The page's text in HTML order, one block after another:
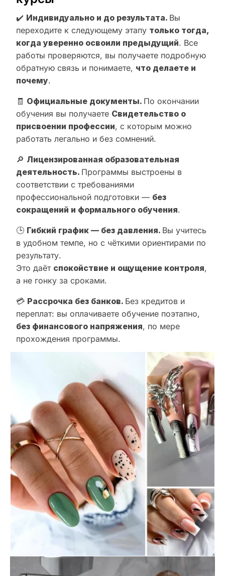
✔️ Индивидуально и до результата. Вы
переходите к следующему этапу только тогда,
когда уверенно освоили предыдущий. Все
работы проверяются, вы получаете подробную
обратную связь и понимаете, что делаете и
почему.
🧾 Официальные документы. По окончании
обучения вы получаете Свидетельство о
присвоении профессии, с которым можно
работать легально и без сомнений.
🔎 Лицензированная образовательная
деятельность. Программы выстроены в
соответствии с требованиями
профессиональной подготовки — без
сокращений и формального обучения.
🕒 Гибкий график — без давления. Вы учитесь
в удобном темпе, но с чёткими ориентирами по
результату.
Это даёт спокойствие и ощущение контроля,
а не гонку за сроками.
💳 Рассрочка без банков. Без кредитов и
переплат: вы оплачиваете обучение поэтапно,
без финансового напряжения, по мере
прохождения программы.